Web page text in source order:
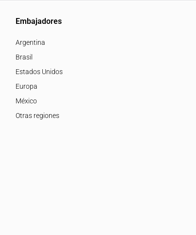
Embajadores
Argentina
Brasil
Estados Unidos
Europa
México
Otras regiones